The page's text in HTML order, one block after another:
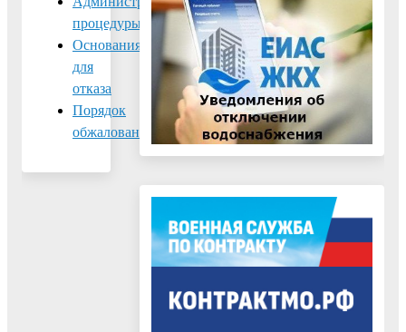
процедуры
Основания
для
отказа
Порядок
обжалования